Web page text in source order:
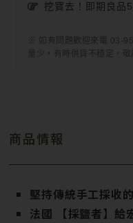
挖寶去！即期良品
※ 如有問題歡迎來電 03-
量少，有時供貨不穩定，敬
商品情報
堅持傳統手工採收
法國 【採鹽者】給